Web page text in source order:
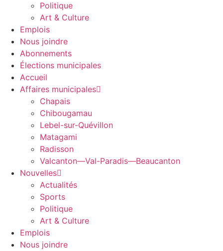
Politique
Art & Culture
Emplois
Nous joindre
Abonnements
Élections municipales
Accueil
Affaires municipales
Chapais
Chibougamau
Lebel-sur-Quévillon
Matagami
Radisson
Valcanton—Val-Paradis—Beaucanton
Nouvelles
Actualités
Sports
Politique
Art & Culture
Emplois
Nous joindre